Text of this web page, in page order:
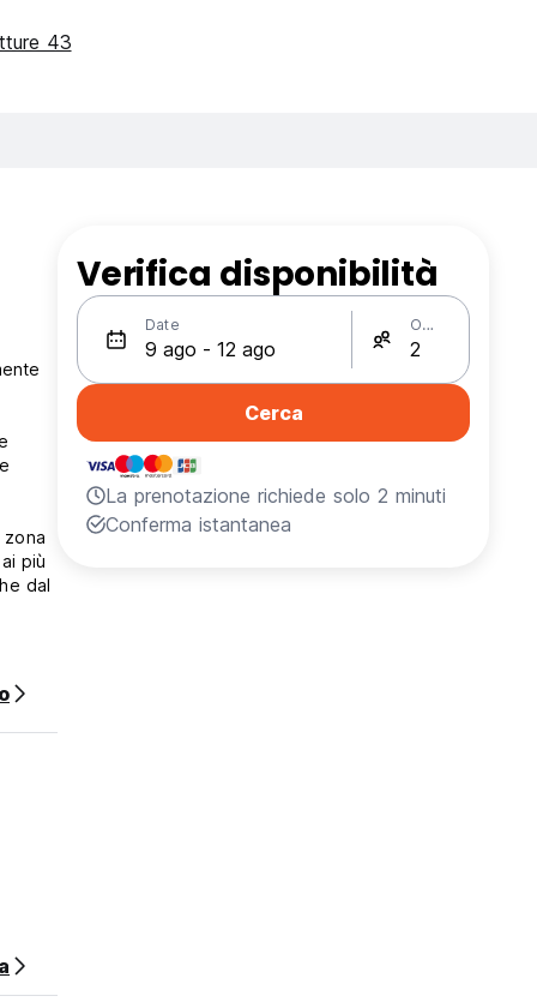
43
zona
dal
Verifica disponibilità
Date Ospiti
Cerca
La prenotazione richiede solo 2 minuti
Conferma istantanea